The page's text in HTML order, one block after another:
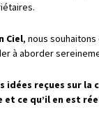
Ciel, nous
à aborder
idées reçues sur la
et ce qu’il en est